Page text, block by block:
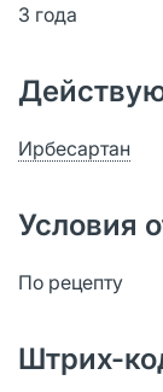
3 года
Ирбесартан
Условия
По рецепту
Штрих-